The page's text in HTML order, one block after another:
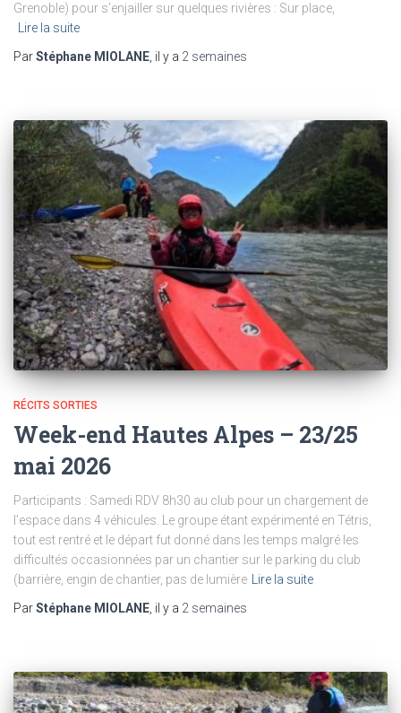
Grenoble) pour s’enjailler sur quelques rivières : Sur place,
Lire la suite
ParStéphane MIOLANE, il y a 2 semaines
RÉCITS SORTIES
Week-end Hautes Alpes – 23/25
mai 2026
Participants : Samedi RDV 8h30 au club pour un chargement de
l’espace dans 4 véhicules. Le groupe étant expérimenté en Tétris,
tout est rentré et le départ fut donné dans les temps malgré les
difficultés occasionnées par un chantier sur le parking du club
(barrière, engin de chantier, pas de lumière
Lire la suite
ParStéphane MIOLANE , il y a 2 semaines